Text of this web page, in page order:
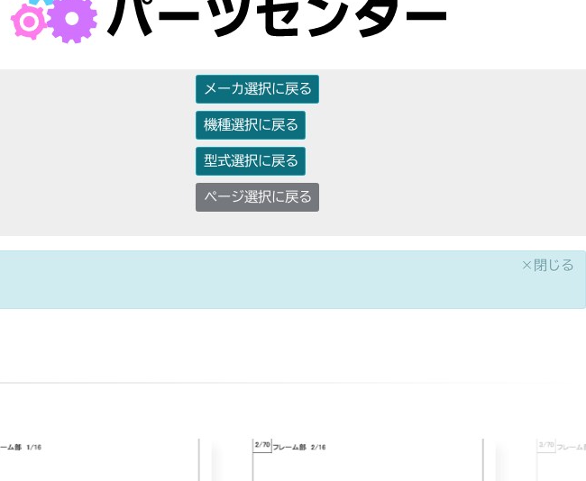
メーカ選択に戻る
機種選択に戻る
型式選択に戻る
ページ選択に戻る
×閉じる